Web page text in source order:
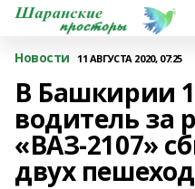
Новости 11 АВГУСТА 2020, 07:25
В Башкирии
водитель за
«ВАЗ-2107»
двух